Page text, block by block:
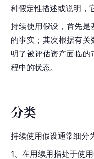
种假定性描述或说明，
持续使用假设，首先是
的事实；其次根据有
明了被评估资产面临
程中的状态。
分类
持续使用假设通常细分
1、在用续用指处于使